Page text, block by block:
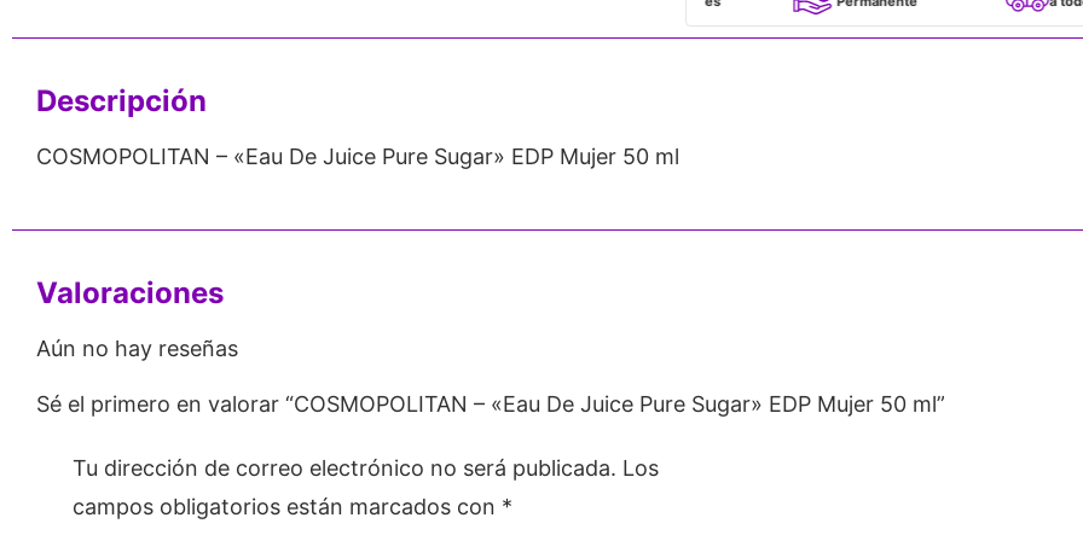
Descripción
COSMOPOLITAN – «Eau De Juice Pure Sugar» EDP Mujer 50 ml
Valoraciones
Aún no hay reseñas
Sé el primero en valorar “COSMOPOLITAN – «Eau De Juice Pure Sugar» EDP Mujer 50 ml”
Tu dirección de correo electrónico no será publicada. Los
campos obligatorios están marcados con *